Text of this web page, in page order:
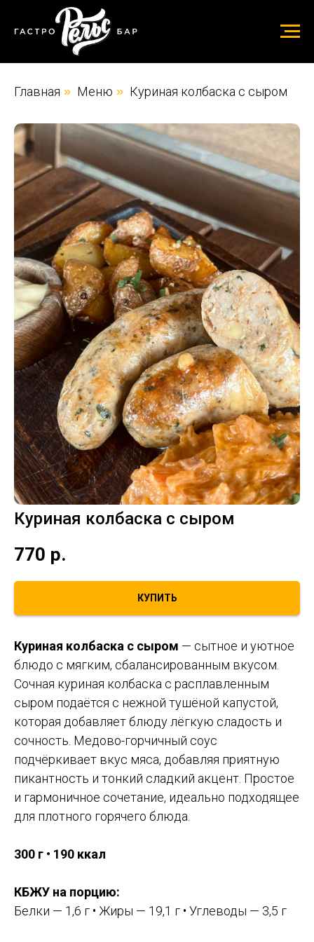
Главная » Меню » Куриная колбаска с сыром
Куриная колбаска с сыром
770 р.
КУПИТЬ
Куриная колбаска с сыром — сытное и уютное
блюдо с мягким, сбалансированным вкусом.
Сочная куриная колбаска с расплавленным
сыром подаётся с нежной тушёной капустой,
которая добавляет блюду лёгкую сладость и
сочность. Медово-горчичный соус
подчёркивает вкус мяса, добавляя приятную
пикантность и тонкий сладкий акцент. Простое
и гармоничное сочетание, идеально подходящее
для плотного горячего блюда.
300 г • 190 ккал
КБЖУ на порцию:
Белки — 1,6 г • Жиры — 19,1 г • Углеводы — 3,5 г